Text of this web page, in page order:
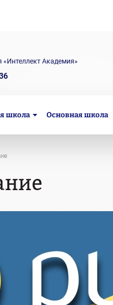
«Интеллект Академия»
школа Основная школа